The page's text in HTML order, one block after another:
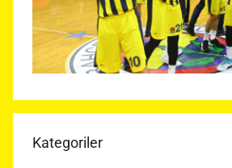
Kategoriler